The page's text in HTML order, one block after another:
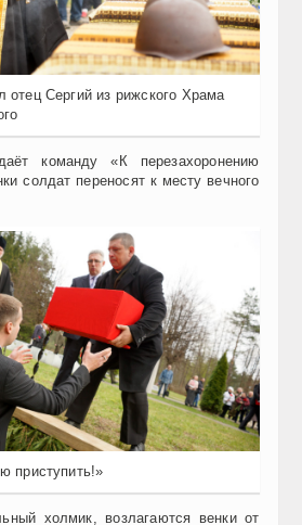
отец Сергий из рижского Храма
команду «К перезахоронению
солдат переносят к месту вечного
приступить!»
холмик, возлагаются венки от